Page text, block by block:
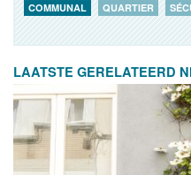
COMMUNAL QUARTIER
LAATSTE GERELATEERD